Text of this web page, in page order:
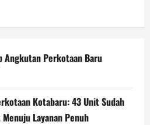
Angkutan Perkotaan Baru
Kotabaru: 43 Unit Sudah
Layanan Penuh